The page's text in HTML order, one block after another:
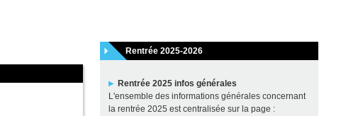
Rentrée 2025-2026
Rentrée 2025 infos générales
L'ensemble des informations générales concernant
la rentrée 2025 est centralisée sur la page :